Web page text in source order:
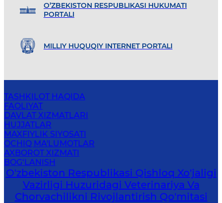
O’ZBEKISTON RESPUBLIKASI HUKUMATI
PORTALI
MILLIY HUQUQIY INTERNET PORTALI
TASHKILOT HAQIDA
FAOLIYAT
DAVLAT XIZMATLARI
HUJJATLAR
MAXFIYLIK SIYOSATI
OCHIQ MA'LUMOTLAR
AXBOROT XIZMATI
BOG‘LANISH
O'zbekiston Respublikasi Qishloq Xo'jaligi
Vazirligi Huzuridagi Veterinariya Va
Chorvachilikni Rivojlantirish Qo'mitasi